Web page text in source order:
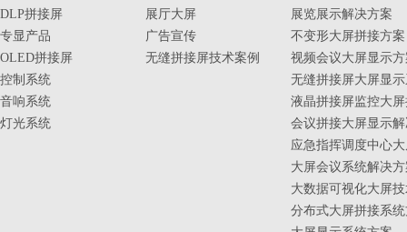
DLP拼接屏
专显产品
OLED拼接屏
控制系统
音响系统
灯光系统
展厅大屏
广告宣传
无缝拼接屏技术案例
展览展示解决方案
不变形大屏拼接方案
视频会议大屏显示
无缝拼接屏大屏显
液晶拼接屏监控大
会议拼接大屏显示
应急指挥调度中心
大屏会议系统解决
大数据可视化大屏
分布式大屏拼接系